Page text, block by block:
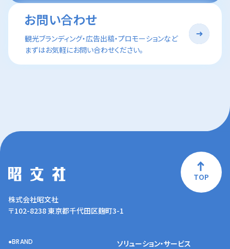
お問い合わせ
観光ブランディング・広告出稿・プロモーションなど
まずはお気軽にお問い合わせください。
TOP
株式会社昭文社
〒102-8238 東京都千代田区麹町3-1
BRAND
ソリューション・サービス